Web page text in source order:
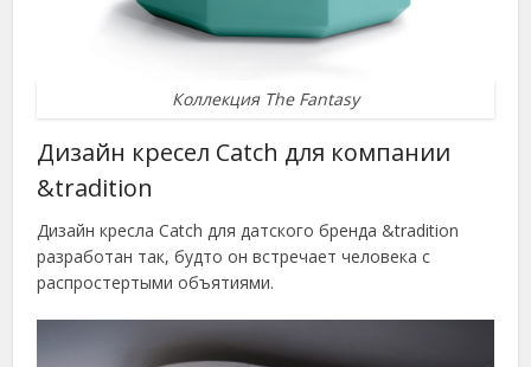
Коллекция The Fantasy
Дизайн кресел Catch для компании
&tradition
Дизайн кресла Catch для датского бренда &tradition
разработан так, будто он встречает человека с
распростертыми объятиями.